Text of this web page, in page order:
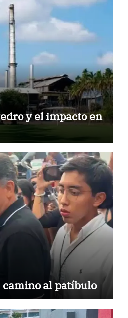
y el impacto en
al patíbulo